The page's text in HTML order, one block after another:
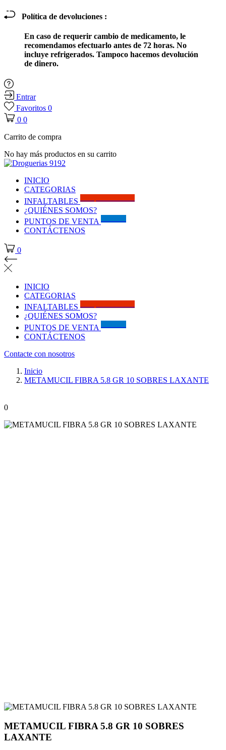
Política de devoluciones :
En caso de requerir cambio de medicamento, le
recomendamos efectuarlo antes de 72 horas. No
incluye refrigerados. Tampoco hacemos devolución
de dinero.
Entrar
Favoritos 0
0 0
Carrito de compra
No hay más productos en su carrito
INICIO
CATEGORIAS
INFALTABLES
¿QUIÉNES SOMOS?
PUNTOS DE VENTA
CONTÁCTENOS
0
INICIO
CATEGORIAS
INFALTABLES
¿QUIÉNES SOMOS?
PUNTOS DE VENTA
CONTÁCTENOS
Contacte con nosotros
Inicio
METAMUCIL FIBRA 5.8 GR 10 SOBRES LAXANTE
0
METAMUCIL FIBRA 5.8 GR 10 SOBRES
LAXANTE